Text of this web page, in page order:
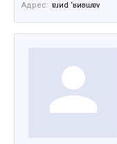
Адрес: ɐɹиd ‘ʁиʚɯɐv